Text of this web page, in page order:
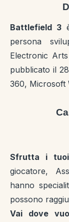
Battlefield 3
persona
Electronic
pubblicato il
360, Microsoft
Sfrutta i
giocatore,
hanno
possono
Vai dove